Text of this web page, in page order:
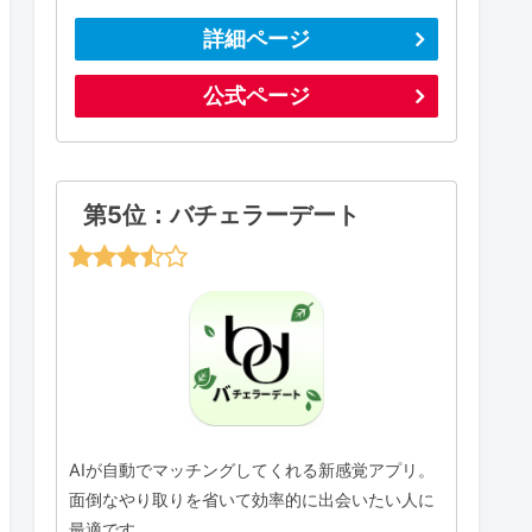
詳細ページ
公式ページ
第5位：バチェラーデート
AIが自動でマッチングしてくれる新感覚アプリ。
面倒なやり取りを省いて効率的に出会いたい人に